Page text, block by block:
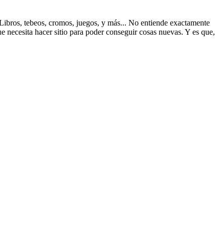
tebeos, cromos, juegos, y más... No entiende exactamente
hacer sitio para poder conseguir cosas nuevas. Y es que,